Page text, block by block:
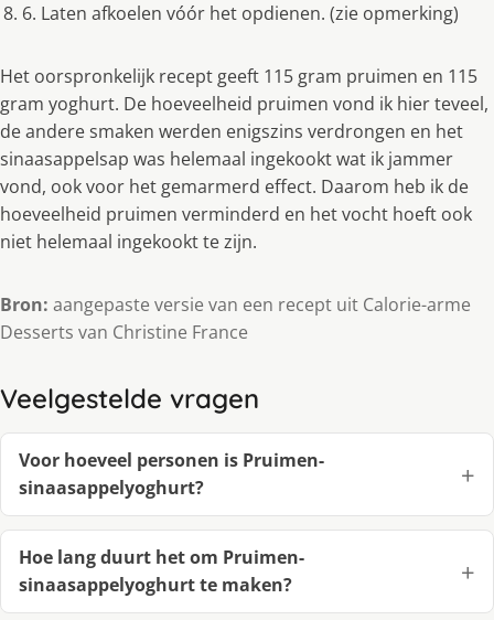
6. Laten afkoelen vóór het opdienen. (zie opmerking)
Het oorspronkelijk recept geeft 115 gram pruimen en 115
gram yoghurt. De hoeveelheid pruimen vond ik hier teveel,
de andere smaken werden enigszins verdrongen en het
sinaasappelsap was helemaal ingekookt wat ik jammer
vond, ook voor het gemarmerd effect. Daarom heb ik de
hoeveelheid pruimen verminderd en het vocht hoeft ook
niet helemaal ingekookt te zijn.
Bron: aangepaste versie van een recept uit Calorie-arme
Desserts van Christine France
Veelgestelde vragen
Voor hoeveel personen is Pruimen-
sinaasappelyoghurt?
Hoe lang duurt het om Pruimen-
sinaasappelyoghurt te maken?